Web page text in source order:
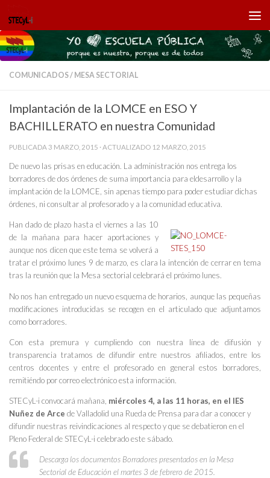
Saltar al contenido
COMUNICADOS/ MESA SECTORIAL
Implantación de la LOMCE en ESO Y
BACHILLERATO en nuestra Comunidad
PUBLICADA 3 MARZO, 2015 · ACTUALIZADO 12 MARZO, 2015
De nuevo las prisas en educación. La administración nos entrega los
borradores de dos órdenes de suma importancia para eldesarrollo y la
implantación de la LOMCE, sin apenas tiempo para poder estudiar dichas
órdenes, ni consultar al profesorado y a la comunidad educativa.
Han dado de plazo hasta el viernes a las 10
de la mañana para hacer aportaciones y
aunque nos dicen que este tema se volverá a
tratar el próximo lunes 9 de marzo, es clara la intención de cerrar en tema
tras la reunión que la Mesa sectorial celebrará el próximo lunes.
No nos han entregado un nuevo esquema de horarios, aunque las pequeñas
modificaciones introducidas se recogen en el articulado que adjuntamos
como borradores.
Con esta premura y cumpliendo con nuestra línea de difusión y
transparencia tratamos de difundir entre nuestros afiliados, entre los
centros docentes y entre el profesorado en general estos borradores,
remitiéndo por correo electrónico esta información.
STECyL-i convocará mañana, miércoles 4, a las 11 horas, en el IES
Nuñez de Arce de Valladolid una Rueda de Prensa para dar a conocer y
difundir nuestras reivindicaciones al respecto y que se debatieron en el
Pleno Federal de STECyL-i celebrado este sábado.
Descarga los documentos Borradores presentados en la Mesa
Sectorial de Educación el martes 3 de febrero de 2015.